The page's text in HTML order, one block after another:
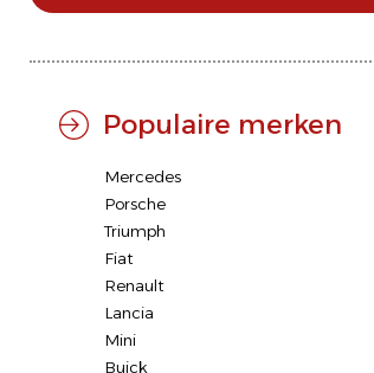
Populaire merken
Mercedes
Porsche
Triumph
Fiat
Renault
Lancia
Mini
Buick